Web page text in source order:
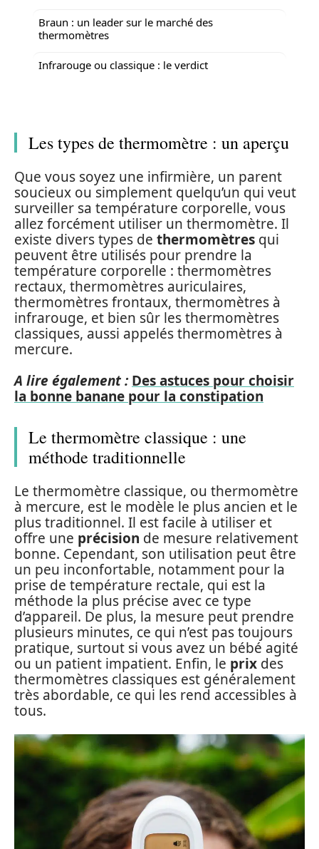
Braun : un leader sur le marché des
thermomètres
Infrarouge ou classique : le verdict
Les types de thermomètre : un aperçu
Que vous soyez une infirmière, un parent
soucieux ou simplement quelqu’un qui veut
surveiller sa température corporelle, vous
allez forcément utiliser un thermomètre. Il
existe divers types de thermomètres qui
peuvent être utilisés pour prendre la
température corporelle : thermomètres
rectaux, thermomètres auriculaires,
thermomètres frontaux, thermomètres à
infrarouge, et bien sûr les thermomètres
classiques, aussi appelés thermomètres à
mercure.
A lire également : Des astuces pour choisir
la bonne banane pour la constipation
Le thermomètre classique : une
méthode traditionnelle
Le thermomètre classique, ou thermomètre
à mercure, est le modèle le plus ancien et le
plus traditionnel. Il est facile à utiliser et
offre une précision de mesure relativement
bonne. Cependant, son utilisation peut être
un peu inconfortable, notamment pour la
prise de température rectale, qui est la
méthode la plus précise avec ce type
d’appareil. De plus, la mesure peut prendre
plusieurs minutes, ce qui n’est pas toujours
pratique, surtout si vous avez un bébé agité
ou un patient impatient. Enfin, le prix des
thermomètres classiques est généralement
très abordable, ce qui les rend accessibles à
tous.